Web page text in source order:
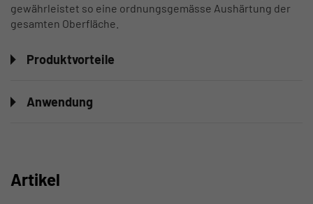
gewährleistet so eine ordnungsgemässe Aushärtung der
gesamten Oberfläche.
Produktvorteile
Anwendung
Artikel